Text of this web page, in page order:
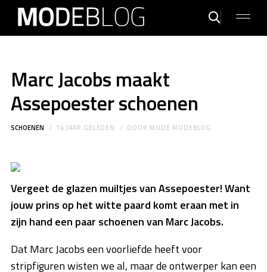
Marc Jacobs maakt
Assepoester schoenen
SCHOENEN 14 JAAR GELEDEN DOOR MODE MODEBLOG
Vergeet de glazen muiltjes van Assepoester! Want
jouw prins op het witte paard komt eraan met in
zijn hand een paar schoenen van Marc Jacobs.
Dat Marc Jacobs een voorliefde heeft voor
stripfiguren wisten we al, maar de ontwerper kan een